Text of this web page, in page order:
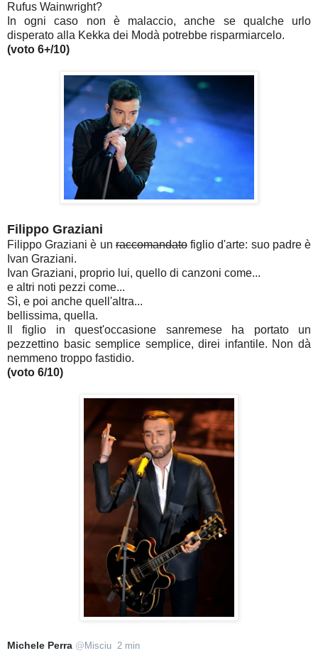
Rufus Wainwright?
In ogni caso non è malaccio, anche se qualche urlo
disperato alla Kekka dei Modà potrebbe risparmiarcelo.
(voto 6+/10)
Filippo Graziani
Filippo Graziani è unraccomandatofiglio d'arte: suo padre è
Ivan Graziani.
Ivan Graziani, proprio lui, quello di canzoni come...
e altri noti pezzi come...
Sì, e poi anche quell'altra...
bellissima, quella.
Il figlio in quest'occasione sanremese ha portato un
pezzettino basic semplice semplice, direi infantile. Non dà
nemmeno troppo fastidio.
(voto 6/10)
Michele Perra @ Misciu 2 min